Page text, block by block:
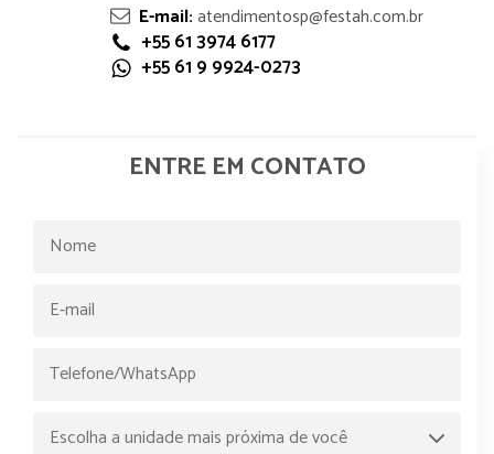
E-mail:atendimentosp@festah.com.br
+55 61 3974 6177
+55 61 9 9924-0273
ENTRE EM CONTATO